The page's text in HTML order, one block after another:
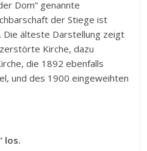
Dom“ genannte
der Stiege ist
Die älteste Darstellung zeigt
Kirche, dazu
die 1892 ebenfalls
und des 1900 eingeweihten
los.